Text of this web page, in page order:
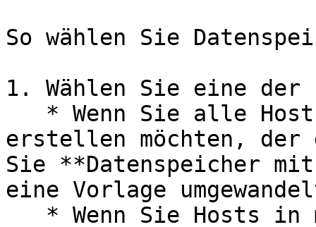
So wählen Sie
1. Wählen Sie eine der
erstellen möchten,
Sie **Datenspeicher
eine Vorlage